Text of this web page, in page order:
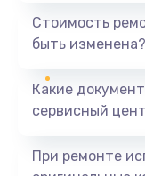
Стоимость
быть изменена?
Какие
сервисный
При ремонте